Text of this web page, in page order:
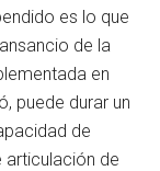
es lo que
de la
en
puede durar un
de
articulación de